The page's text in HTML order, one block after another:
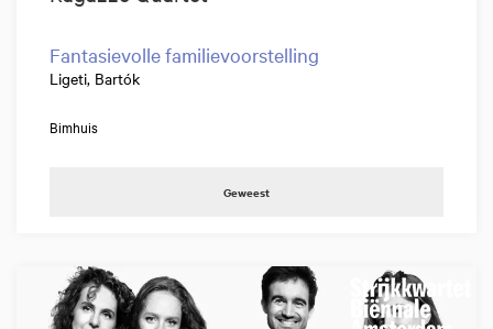
Fantasievolle familievoorstelling
Ligeti, Bartók
Bimhuis
Geweest